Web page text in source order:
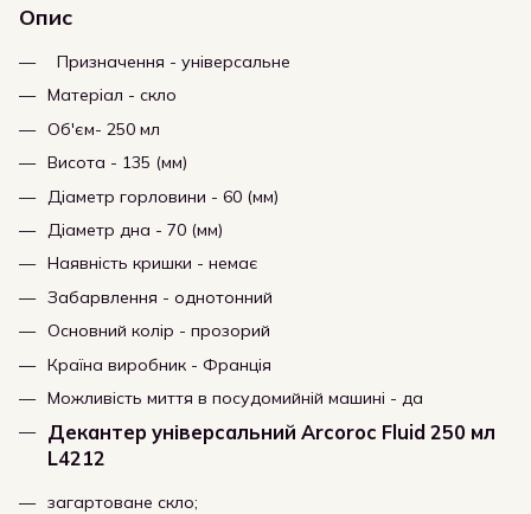
Опис
Призначення - універсальне
Матеріал - скло
Об'єм- 250 мл
Висота - 135 (мм)
Діаметр горловини - 60 (мм)
Діаметр дна - 70 (мм)
Наявність кришки - немає
Забарвлення - однотонний
Основний колір - прозорий
Країна виробник - Франція
Можливість миття в посудомийній машині - да
Декантер універсальний Arcoroc Fluid 250 мл
L4212
загартоване скло;